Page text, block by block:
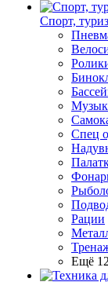
Спорт,
Спец
Рации
Ещё 12